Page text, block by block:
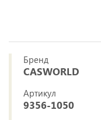
Бренд
CASWORLD
Артикул
9356-1050